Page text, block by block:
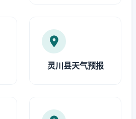
灵川县天气预报